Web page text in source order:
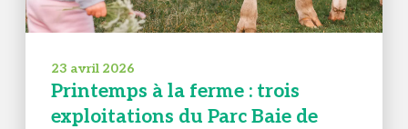
23 avril 2026
Printemps à la ferme : trois
exploitations du Parc Baie de